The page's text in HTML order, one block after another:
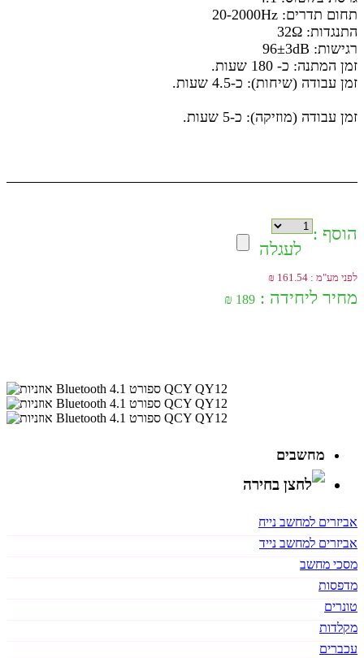
תחום תדרים: 20-2000Hz
התנגדות: 32Ω
רגישות: 96±3dB
זמן המתנה: כ- 180 שעות.
זמן עבודה (שיחות): כ-4.5 שעות.
זמן עבודה (מוזיקה): כ-5 שעות.
הוסף :
לעגלה
לפני מע"מ : 161.54 ₪
מחיר ליחידה : 189 ₪
מחשבים
אביזרים למחשב נייח
אביזרים למחשב נייד
מסכי מחשב
מדפסות
טונרים
מקלדות
עכברים